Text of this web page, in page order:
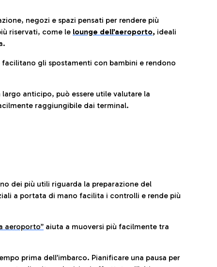
negozi e spazi pensati per rendere più
riservati, come le lounge dell’aeroporto, ideali
facilitano gli spostamenti con bambini e rendono
anticipo, può essere utile valutare la
raggiungibile dai terminal.
dei più utili riguarda la preparazione del
a portata di mano facilita i controlli e rende più
aeroporto” aiuta a muoversi più facilmente tra
prima dell’imbarco. Pianificare una pausa per